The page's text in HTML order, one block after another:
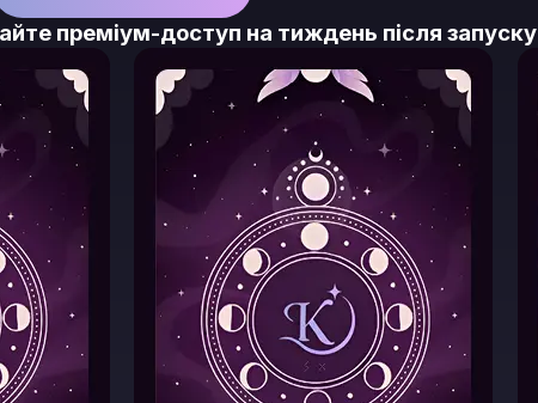
преміум-доступ на тиждень після запуску
для
Таро на основі
ваших даних
Усвідомлений погляд
на події